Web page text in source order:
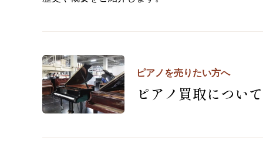
ピアノを売りたい方へ
ピアノ買取について